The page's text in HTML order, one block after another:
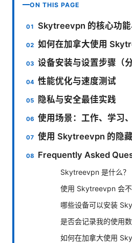
ON THIS PAGE
Skytreevpn 的核心功
如何在加拿大使用
设备安装与设置步骤（
性能优化与速度测试
隐私与安全最佳实践
使用场景：工作、学习
使用 Skytreevpn 的隐
Frequently Asked
Skytreevpn 是什么？
使用 Skytreevpn 会不
哪些设备可以安装
是否会记录我的使用数
如何在加拿大使用